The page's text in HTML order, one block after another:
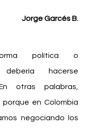
Jorge Garcés B.
política o
debería hacerse
otras palabras,
en Colombia
negociando los